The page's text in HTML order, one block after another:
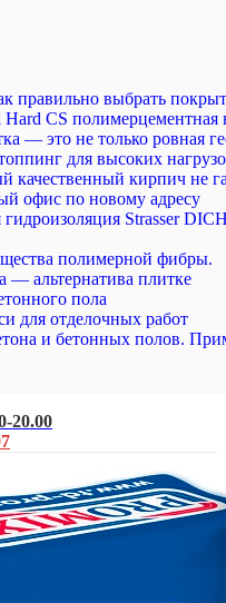
правильно выбрать
CS полимерцементная
— это не только ровная
для высоких
качественный кирпич не
офис по новому адресу
гидроизоляция Strasser
полимерной фибры.
— альтернатива плитке
пола
для отделочных работ
и бетонных полов.
20.00